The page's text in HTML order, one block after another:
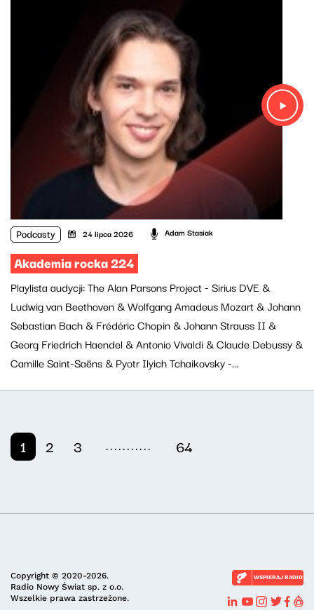
Podcasty 24 lipca 2026 Adam Stasiak
Akademia rocka 224
Playlista audycji: The Alan Parsons Project - Sirius DVE &
Ludwig van Beethoven & Wolfgang Amadeus Mozart & Johann
Sebastian Bach & Frédéric Chopin & Johann Strauss II &
Georg Friedrich Haendel & Antonio Vivaldi & Claude Debussy &
Camille Saint-Saëns & Pyotr Ilyich Tchaikovsky -...
1 2 3 ........... 64
Copyright © 2020-2026.
Radio Nowy Świat sp. z o.o.
Wszelkie prawa zastrzeżone.
WSPIERAJ RADIO